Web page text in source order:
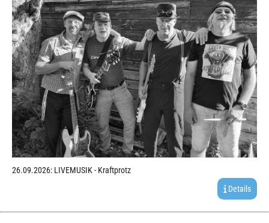
26.09.2026: LIVEMUSIK - Kraftprotz
Details